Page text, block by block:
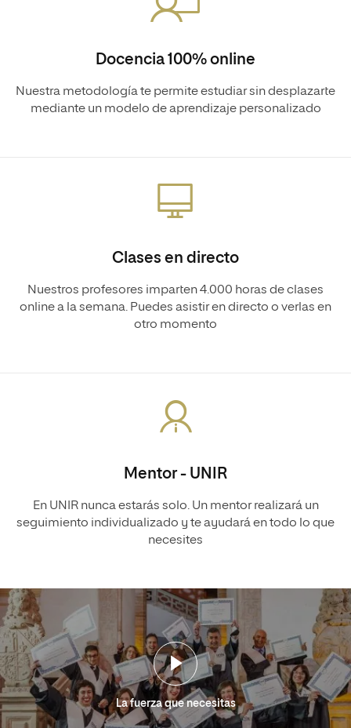
Docencia 100% online
Nuestra metodología te permite estudiar sin desplazarte
mediante un modelo de aprendizaje personalizado
Clases en directo
Nuestros profesores imparten 4.000 horas de clases
online a la semana. Puedes asistir en directo o verlas en
otro momento
Mentor - UNIR
En UNIR nunca estarás solo. Un mentor realizará un
seguimiento individualizado y te ayudará en todo lo que
necesites
La fuerza que necesitas